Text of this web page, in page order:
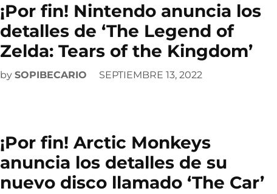
¡Por fin! Nintendo anuncia los
detalles de ‘The Legend of
Zelda: Tears of the Kingdom’
by SOPIBECARIO SEPTIEMBRE 13, 2022
¡Por fin! Arctic Monkeys
anuncia los detalles de su
nuevo disco llamado ‘The Car’